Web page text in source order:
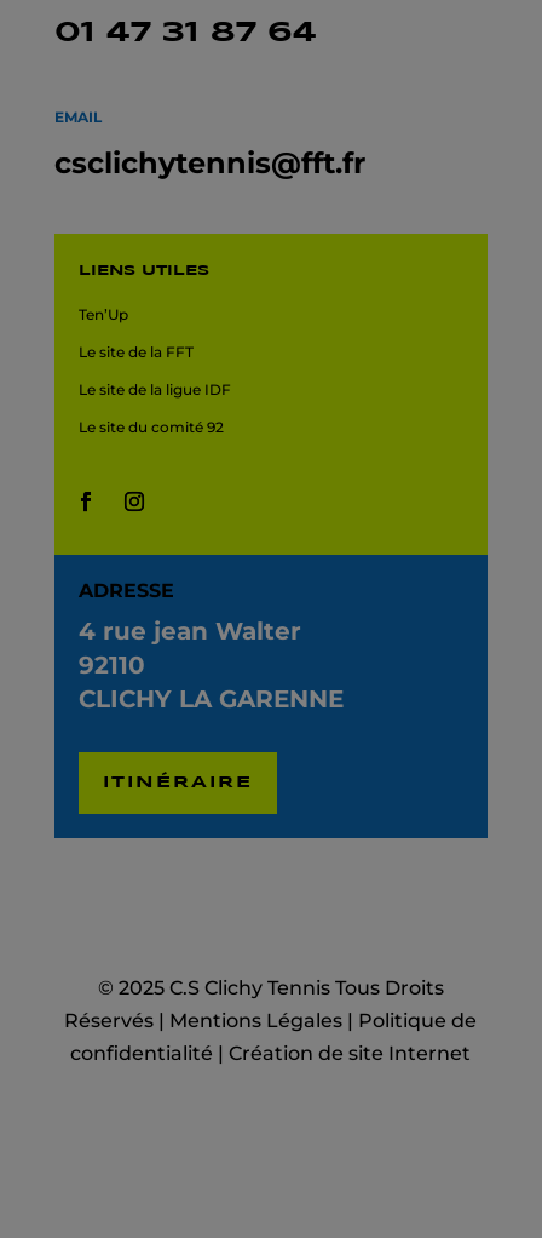
01 47 31 87 64
EMAIL
csclichytennis@fft.fr
LIENS UTILES
Ten’Up
Le site de la FFT
Le site de la ligue IDF
Le site du comité 92
ADRESSE
4 rue jean Walter
92110
CLICHY LA GARENNE
ITINÉRAIRE
© 2025 C.S Clichy Tennis Tous Droits
Réservés | Mentions Légales | Politique de
confidentialité |Création de site Internet